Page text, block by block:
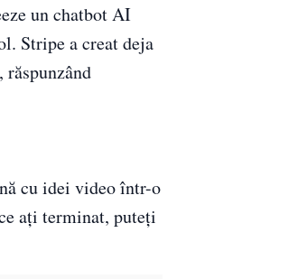
un chatbot AI
Stripe a creat deja
cu idei video într-o
ați terminat, puteți